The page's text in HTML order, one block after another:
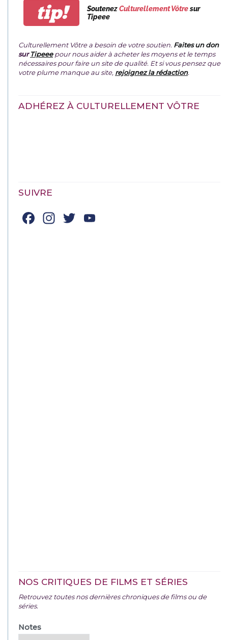
tip! SoutenezCulturellement Vôtresur
Tipeee
Culturellement Vôtre a besoin de votre soutien. Faites un don
surTipeeepour nous aider à acheter les moyens et le temps
nécessaires pour faire un site de qualité. Et si vous pensez que
votre plume manque au site, rejoignez la rédaction.
ADHÉREZ À CULTURELLEMENT VÔTRE
SUIVRE
Facebook
Instagram
Twitter
NOS CRITIQUES DE FILMS ET SÉRIES
Retrouvez toutes nos dernières chroniques de films ou de
séries.
Notes